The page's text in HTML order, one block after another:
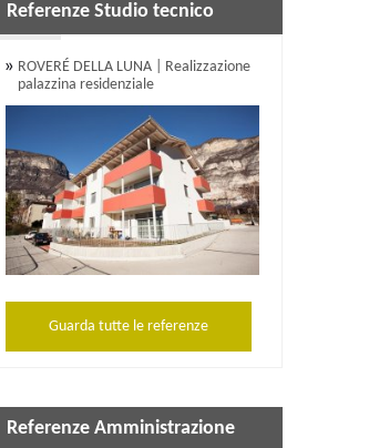
Referenze Studio tecnico
ROVERÉ DELLA LUNA | Realizzazione
palazzina residenziale
Guarda tutte le referenze
Referenze Amministrazione